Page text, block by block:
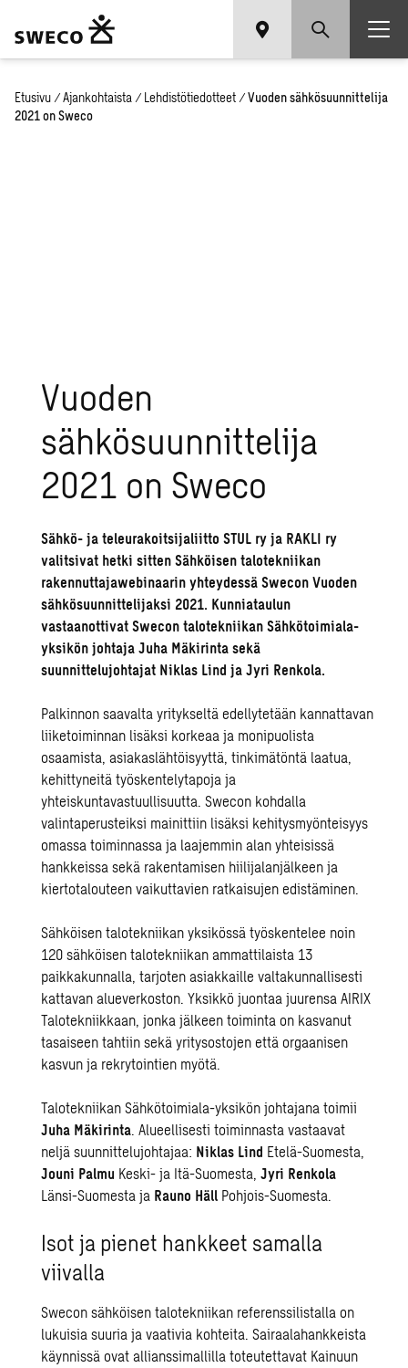
Etusivu / Ajankohtaista / Lehdistötiedotteet / Vuoden sähkösuunnittelija
2021 on Sweco
Vuoden
sähkösuunnittelija
2021 on Sweco
Sähkö- ja teleurakoitsijaliitto STUL ry ja RAKLI ry
valitsivat hetki sitten Sähköisen talotekniikan
rakennuttajawebinaarin yhteydessä Swecon Vuoden
sähkösuunnittelijaksi 2021. Kunniataulun
vastaanottivat Swecon talotekniikan Sähkötoimiala-
yksikön johtaja Juha Mäkirinta sekä
suunnittelujohtajat Niklas Lind ja Jyri Renkola.
Palkinnon saavalta yritykseltä edellytetään kannattavan
liiketoiminnan lisäksi korkeaa ja monipuolista
osaamista, asiakaslähtöisyyttä, tinkimätöntä laatua,
kehittyneitä työskentelytapoja ja
yhteiskuntavastuullisuutta. Swecon kohdalla
valintaperusteiksi mainittiin lisäksi kehitysmyönteisyys
omassa toiminnassa ja laajemmin alan yhteisissä
hankkeissa sekä rakentamisen hiilijalanjälkeen ja
kiertotalouteen vaikuttavien ratkaisujen edistäminen.
Sähköisen talotekniikan yksikössä työskentelee noin
120 sähköisen talotekniikan ammattilaista 13
paikkakunnalla, tarjoten asiakkaille valtakunnallisesti
kattavan alueverkoston. Yksikkö juontaa juurensa AIRIX
Talotekniikkaan, jonka jälkeen toiminta on kasvanut
tasaiseen tahtiin sekä yritysostojen että orgaanisen
kasvun ja rekrytointien myötä.
Talotekniikan Sähkötoimiala-yksikön johtajana toimii
Juha Mäkirinta. Alueellisesti toiminnasta vastaavat
neljä suunnittelujohtajaa: Niklas Lind Etelä-Suomesta,
Jouni Palmu Keski- ja Itä-Suomesta,Jyri Renkola
Länsi-Suomesta ja Rauno Häll Pohjois-Suomesta.
Isot ja pienet hankkeet samalla
viivalla
Swecon sähköisen talotekniikan referenssilistalla on
lukuisia suuria ja vaativia kohteita. Sairaalahankkeista
käynnissä ovat allianssimallilla toteutettavat Kainuun